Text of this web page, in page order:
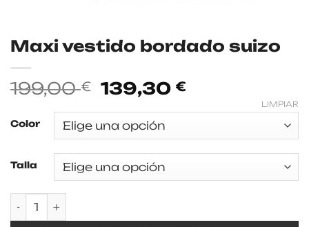
Maxi vestido bordado suizo
199,00€
El
precio
original
era:
199,00 €.
139,30 €
es:
139,30 €.
Color
Talla
LIMPIAR
Maxi vestido bordado suizo cantidad